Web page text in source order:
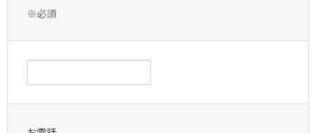
※必須